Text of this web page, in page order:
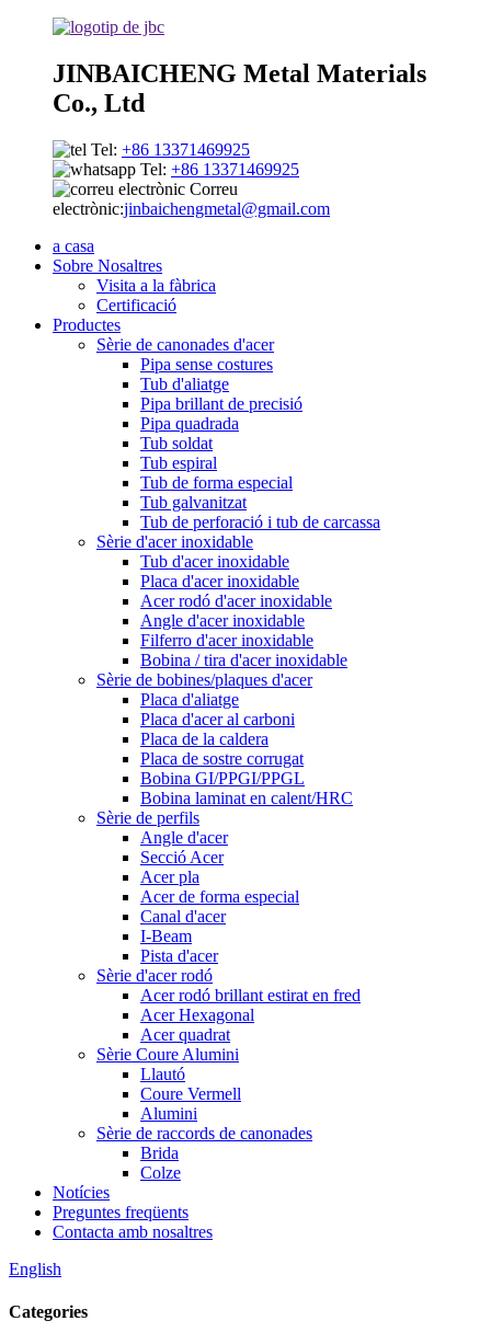
JINBAICHENG Metal Materials
Co., Ltd
Tel: +86 13371469925
Tel: +86 13371469925
Correu
electrònic:jinbaichengmetal@gmail.com
a casa
Sobre Nosaltres
Visita a la fàbrica
Certificació
Productes
Sèrie de canonades d'acer
Pipa sense costures
Tub d'aliatge
Pipa brillant de precisió
Pipa quadrada
Tub soldat
Tub espiral
Tub de forma especial
Tub galvanitzat
Tub de perforació i tub de carcassa
Sèrie d'acer inoxidable
Tub d'acer inoxidable
Placa d'acer inoxidable
Acer rodó d'acer inoxidable
Angle d'acer inoxidable
Filferro d'acer inoxidable
Bobina / tira d'acer inoxidable
Sèrie de bobines/plaques d'acer
Placa d'aliatge
Placa d'acer al carboni
Placa de la caldera
Placa de sostre corrugat
Bobina GI/PPGI/PPGL
Bobina laminat en calent/HRC
Sèrie de perfils
Angle d'acer
Secció Acer
Acer pla
Acer de forma especial
Canal d'acer
I-Beam
Pista d'acer
Sèrie d'acer rodó
Acer rodó brillant estirat en fred
Acer Hexagonal
Acer quadrat
Sèrie Coure Alumini
Llautó
Coure Vermell
Alumini
Sèrie de raccords de canonades
Brida
Colze
Notícies
Preguntes freqüents
Contacta amb nosaltres
English
Categories